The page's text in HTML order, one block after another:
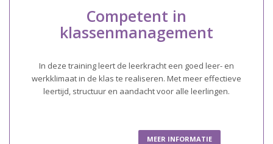
Competent in
klassenmanagement
In deze training leert de leerkracht een goed leer- en
werkklimaat in de klas te realiseren. Met meer effectieve
leertijd, structuur en aandacht voor alle leerlingen.
MEER INFORMATIE